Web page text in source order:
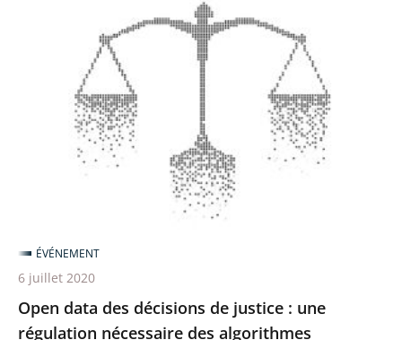
décisions
des
algorithmes
Open data des décisions de justice : une
régulation nécessaire des algorithmes
ÉVÉNEMENT
6 juillet 2020